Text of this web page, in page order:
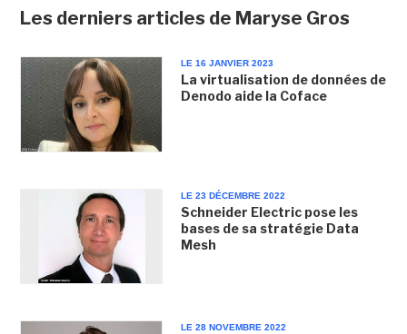
Les derniers articles de Maryse Gros
LE 16 JANVIER 2023
La virtualisation de données de
Denodo aide la Coface
LE 23 DÉCEMBRE 2022
Schneider Electric pose les
bases de sa stratégie Data
Mesh
LE 28 NOVEMBRE 2022